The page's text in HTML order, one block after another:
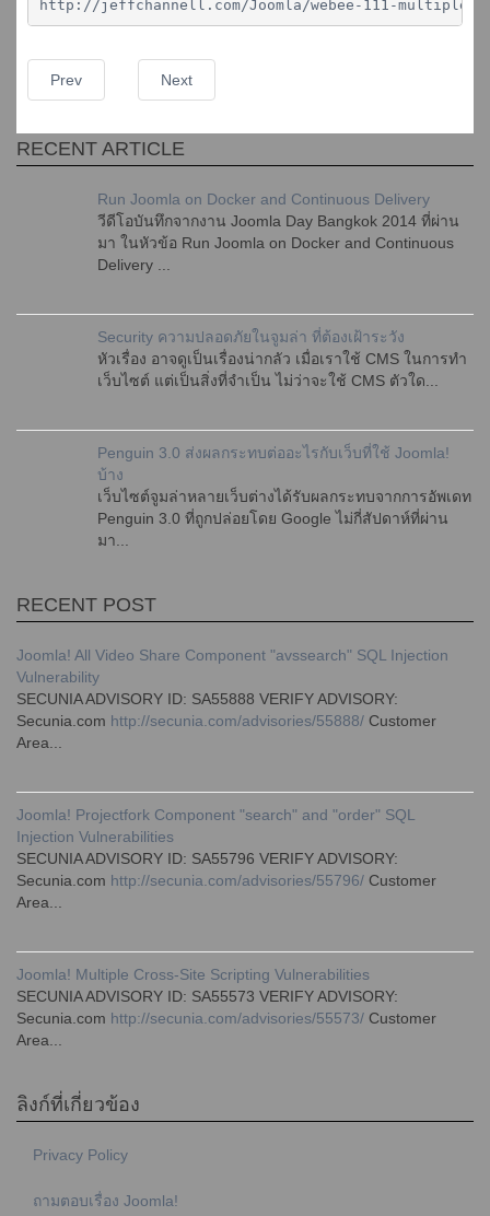
http://jeffchannell.com/Joomla/webee-111-
Prev Next
RECENT ARTICLE
Run Joomla on Docker and Continuous Delivery
วีดีโอบันทึกจากงาน Joomla Day Bangkok 2014 ที่ผ่าน
มา ในหัวข้อ Run Joomla on Docker and Continuous
Delivery ...
Security ความปลอดภัยในจูมล่า ที่ต้องเฝ้าระวัง
หัวเรื่อง อาจดูเป็นเรื่องน่ากลัว เมื่อเราใช้ CMS ในการทำ
เว็บไซต์ แต่เป็นสิ่งที่จำเป็น ไม่ว่าจะใช้ CMS ตัวใด...
Penguin 3.0 ส่งผลกระทบต่ออะไรกับเว็บที่ใช้ Joomla!
บ้าง
เว็บไซต์จูมล่าหลายเว็บต่างได้รับผลกระทบจากการอัพเดท
Penguin 3.0 ที่ถูกปล่อยโดย Google ไม่กี่สัปดาห์ที่ผ่าน
มา...
RECENT POST
Joomla! All Video Share Component "avssearch" SQL Injection
Vulnerability
SECUNIA ADVISORY ID: SA55888 VERIFY ADVISORY:
Secunia.com http://secunia.com/advisories/55888/ Customer
Area...
Joomla! Projectfork Component "search" and "order" SQL
Injection Vulnerabilities
SECUNIA ADVISORY ID: SA55796 VERIFY ADVISORY:
Secunia.com http://secunia.com/advisories/55796/ Customer
Area...
Joomla! Multiple Cross-Site Scripting Vulnerabilities
SECUNIA ADVISORY ID: SA55573 VERIFY ADVISORY:
Secunia.com http://secunia.com/advisories/55573/ Customer
Area...
ลิงก์ที่เกี่ยวข้อง
Privacy Policy
ถามตอบเรื่อง Joomla!